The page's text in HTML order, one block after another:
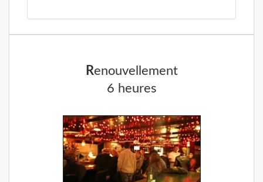
Renouvellement
6 heures